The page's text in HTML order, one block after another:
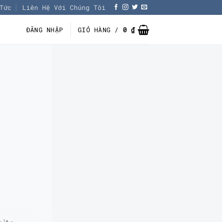
Liên Hệ Với Chúng Tôi
ĐĂNG NHẬP GIỎ HÀNG / 0₫